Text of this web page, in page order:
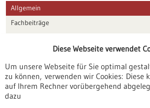
Allgemein
Fachbeiträge
Veranstaltungen
Erscheinungsdatum
Diese Webseite verwendet
Um unsere Webseite für Sie optimal
zu können, verwenden wir Cookies: Diese
auf Ihrem Rechner vorübergehend
dazu